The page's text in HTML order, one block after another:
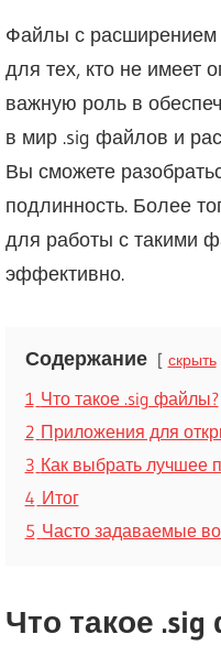
Файлы с расширением
для тех, кто не имеет
важную роль в
в мир .sig файлов и
Вы сможете
подлинность. Более
для работы с такими
эффективно.
Содержание скрыть
1 Что такое .sig файлы?
2 Приложения для
3 Как выбрать лучшее
4 Итог
5 Часто задаваемые
Что такое